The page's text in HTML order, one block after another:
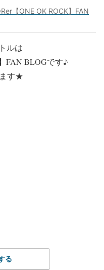
【ONE OK ROCK】FAN
ルは
FAN BLOGです♪
す★
る